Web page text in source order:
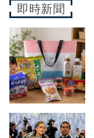
即時新聞